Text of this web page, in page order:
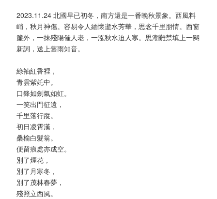
2023.11.24 北國早已初冬，南方還是一番晚秋景象。西風料
峭，秋月神傷。容易令人緬懷逝水芳華，思念千里朋情。西窗
簾外，一抹殘陽催人老，一泓秋水迫人寒。思潮難禁填上一闋
新詞，送上舊雨知音。
綠袖紅香裡，
青雲紫奼中。
口鋒如劍氣如虹。
一笑出門征遠，
千里落行蹤。
初日凌霄漢，
桑榆白髮翁。
便留痕處亦成空。
別了煙花，
別了月寒冬，
別了茂林春夢，
殘照立西風。